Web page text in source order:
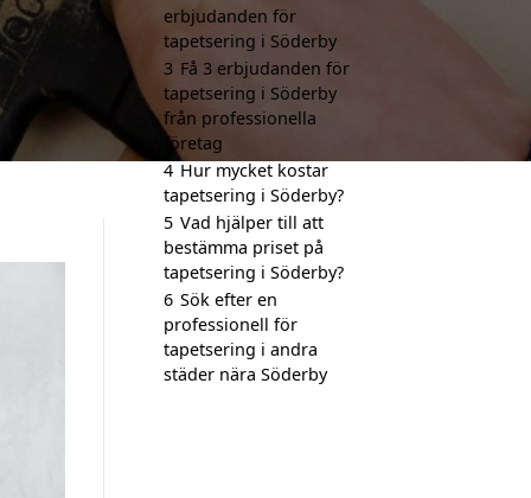
erbjudanden för
tapetsering i Söderby
3 Få 3 erbjudanden för
tapetsering i Söderby
från professionella
företag
4 Hur mycket kostar
tapetsering i Söderby?
5 Vad hjälper till att
bestämma priset på
tapetsering i Söderby?
6 Sök efter en
professionell för
tapetsering i andra
städer nära Söderby